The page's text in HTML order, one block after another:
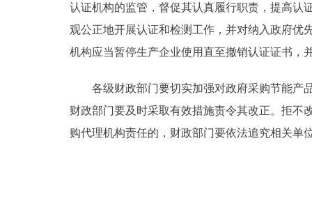
认证机构的监管，督促其认真履行职责，提高认
观公正地开展认证和检测工作，并对纳入政府优
机构应当暂停生产企业使用直至撤销认证证书，
各级财政部门要切实加强对政府采购节能产品
财政部门要及时采取有效措施责令其改正。拒不
购代理机构责任的，财政部门要依法追究相关单